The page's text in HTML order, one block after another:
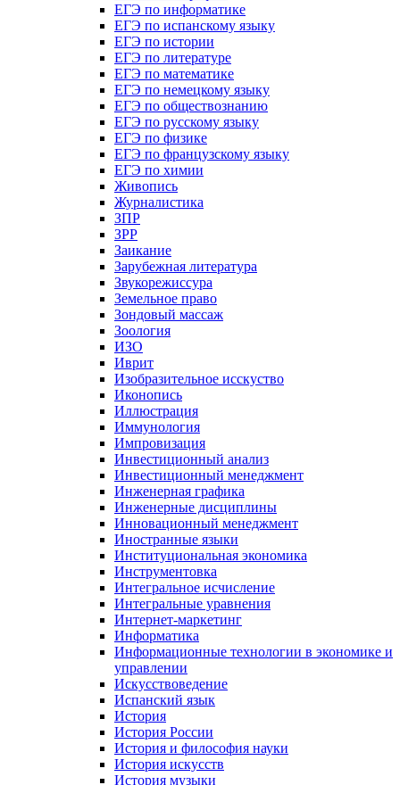
ЕГЭ по информатике
ЕГЭ по испанскому языку
ЕГЭ по истории
ЕГЭ по литературе
ЕГЭ по математике
ЕГЭ по немецкому языку
ЕГЭ по обществознанию
ЕГЭ по русскому языку
ЕГЭ по физике
ЕГЭ по французскому языку
ЕГЭ по химии
Живопись
Журналистика
ЗПР
ЗРР
Заикание
Зарубежная литература
Звукорежиссура
Земельное право
Зондовый массаж
Зоология
ИЗО
Иврит
Изобразительное исскуство
Иконопись
Иллюстрация
Иммунология
Импровизация
Инвестиционный анализ
Инвестиционный менеджмент
Инженерная графика
Инженерные дисциплины
Инновационный менеджмент
Иностранные языки
Институциональная экономика
Инструментовка
Интегральное исчисление
Интегральные уравнения
Интернет-маркетинг
Информатика
Информационные технологии в экономике и
управлении
Искусствоведение
Испанский язык
История
История России
История и философия науки
История искусств
История музыки